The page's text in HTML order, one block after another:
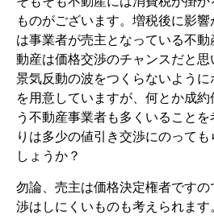
ものがございます。増税後に影
は事業者が売主となっている不
動産は価格交渉のチャンスだと
景気反動の波をつくらないよう
を用意していますが、何とか成
う不動産事業者も多くいること
りは多少の値引き交渉にのって
しょうか？
勿論、売主は価格決定権者です
渉はしにくいものも考えられます